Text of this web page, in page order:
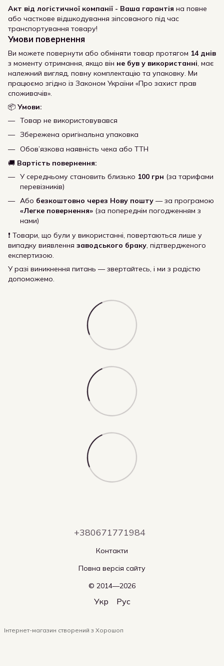
Акт від логістичної компанії - Ваша гарантія на повне
або часткове відшкодування зіпсованого під час
транспортування товару!
Умови повернення
Ви можете повернути або обміняти товар протягом 14 днів
з моменту отримання, якщо він не був у використанні, має
належний вигляд, повну комплектацію та упаковку. Ми
працюємо згідно із Законом України «Про захист прав
споживачів».
📦 Умови:
Товар не використовувався
Збережена оригінальна упаковка
Обов’язкова наявність чека або ТТН
🚚 Вартість повернення:
У середньому становить близько 100 грн (за тарифами
перевізників)
Або безкоштовно через Нову пошту — за програмою
«Легке повернення» (за попереднім погодженням з
нами)
❗ Товари, що були у використанні, повертаються лише у
випадку виявлення заводського браку, підтвердженого
експертизою.
У разі виникнення питань — звертайтесь, і ми з радістю
допоможемо.
+380671771984
Контакти
Повна версія сайту
© 2014—2026
Укр Рус
Інтернет-магазин створений з Хорошоп